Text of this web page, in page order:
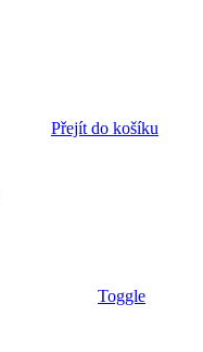
Přejít do košíku
Toggle